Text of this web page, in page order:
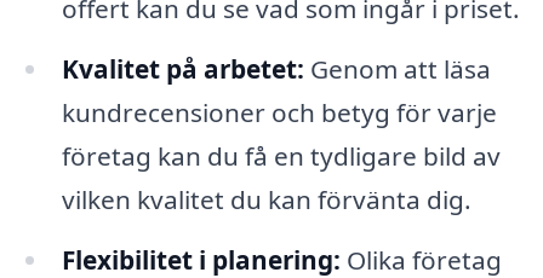
offert kan du se vad som ingår i priset.
Kvalitet på arbetet: Genom att läsa
kundrecensioner och betyg för varje
företag kan du få en tydligare bild av
vilken kvalitet du kan förvänta dig.
Flexibilitet i planering: Olika företag